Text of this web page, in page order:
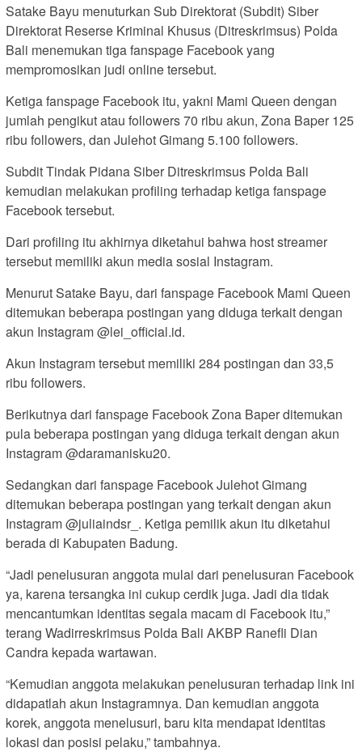
Satake Bayu menuturkan Sub Direktorat (Subdit) Siber
Direktorat Reserse Kriminal Khusus (Ditreskrimsus) Polda
Bali menemukan tiga fanspage Facebook yang
mempromosikan judi online tersebut.
Ketiga fanspage Facebook itu, yakni Mami Queen dengan
jumlah pengikut atau followers 70 ribu akun, Zona Baper 125
ribu followers, dan Julehot Gimang 5.100 followers.
Subdit Tindak Pidana Siber Ditreskrimsus Polda Bali
kemudian melakukan profiling terhadap ketiga fanspage
Facebook tersebut.
Dari profiling itu akhirnya diketahui bahwa host streamer
tersebut memiliki akun media sosial Instagram.
Menurut Satake Bayu, dari fanspage Facebook Mami Queen
ditemukan beberapa postingan yang diduga terkait dengan
akun Instagram @lei_official.id.
Akun Instagram tersebut memiliki 284 postingan dan 33,5
ribu followers.
Berikutnya dari fanspage Facebook Zona Baper ditemukan
pula beberapa postingan yang diduga terkait dengan akun
Instagram @daramanisku20.
Sedangkan dari fanspage Facebook Julehot Gimang
ditemukan beberapa postingan yang terkait dengan akun
Instagram @juliaindsr_. Ketiga pemilik akun itu diketahui
berada di Kabupaten Badung.
“Jadi penelusuran anggota mulai dari penelusuran Facebook
ya, karena tersangka ini cukup cerdik juga. Jadi dia tidak
mencantumkan identitas segala macam di Facebook itu,”
terang Wadirreskrimsus Polda Bali AKBP Ranefli Dian
Candra kepada wartawan.
“Kemudian anggota melakukan penelusuran terhadap link ini
didapatlah akun Instagramnya. Dan kemudian anggota
korek, anggota menelusuri, baru kita mendapat identitas
lokasi dan posisi pelaku,” tambahnya.